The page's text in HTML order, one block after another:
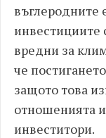
въглеродните
инвестициите
вредни за
че
защото това
отношенията
инвеститори.